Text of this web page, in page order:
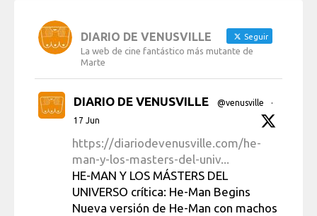
DIARIO DE VENUSVILLE Seguir
La web de cine fantástico más mutante de
Marte
DIARIO DE VENUSVILLE @venusville
·
17 Jun
https://diariodevenusville.com/he-
man-y-los-masters-del-univ...
HE-MAN Y LOS MÁSTERS DEL
UNIVERSO crítica: He-Man Begins
Nueva versión de He-Man con machos